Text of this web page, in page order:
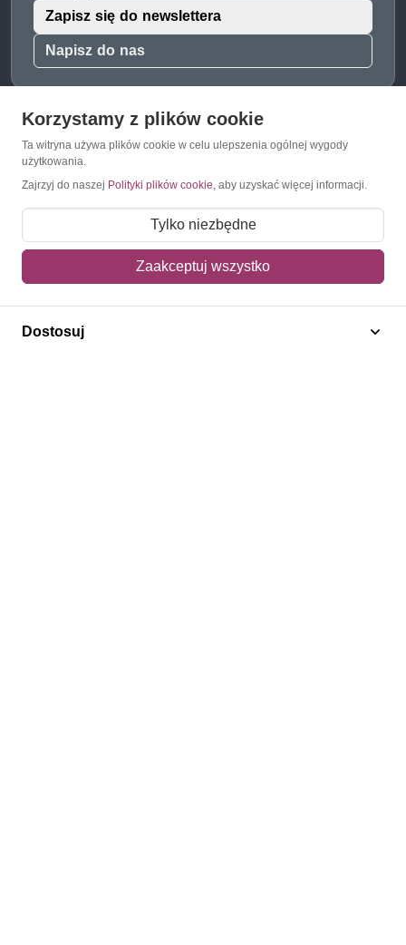
Napisz do nas
Zapisz się do newslettera
O Znaczkopol.pl
O nas
Regulamin
Polityka prywatności
Korzystamy z plików cookie
Ta witryna używa plików cookie w celu ulepszenia ogólnej wygody
użytkowania.
Zajrzyj do naszej Polityki plików cookie, aby uzyskać więcej informacji.
Tylko niezbędne
Zaakceptuj wszystko
Dostosuj